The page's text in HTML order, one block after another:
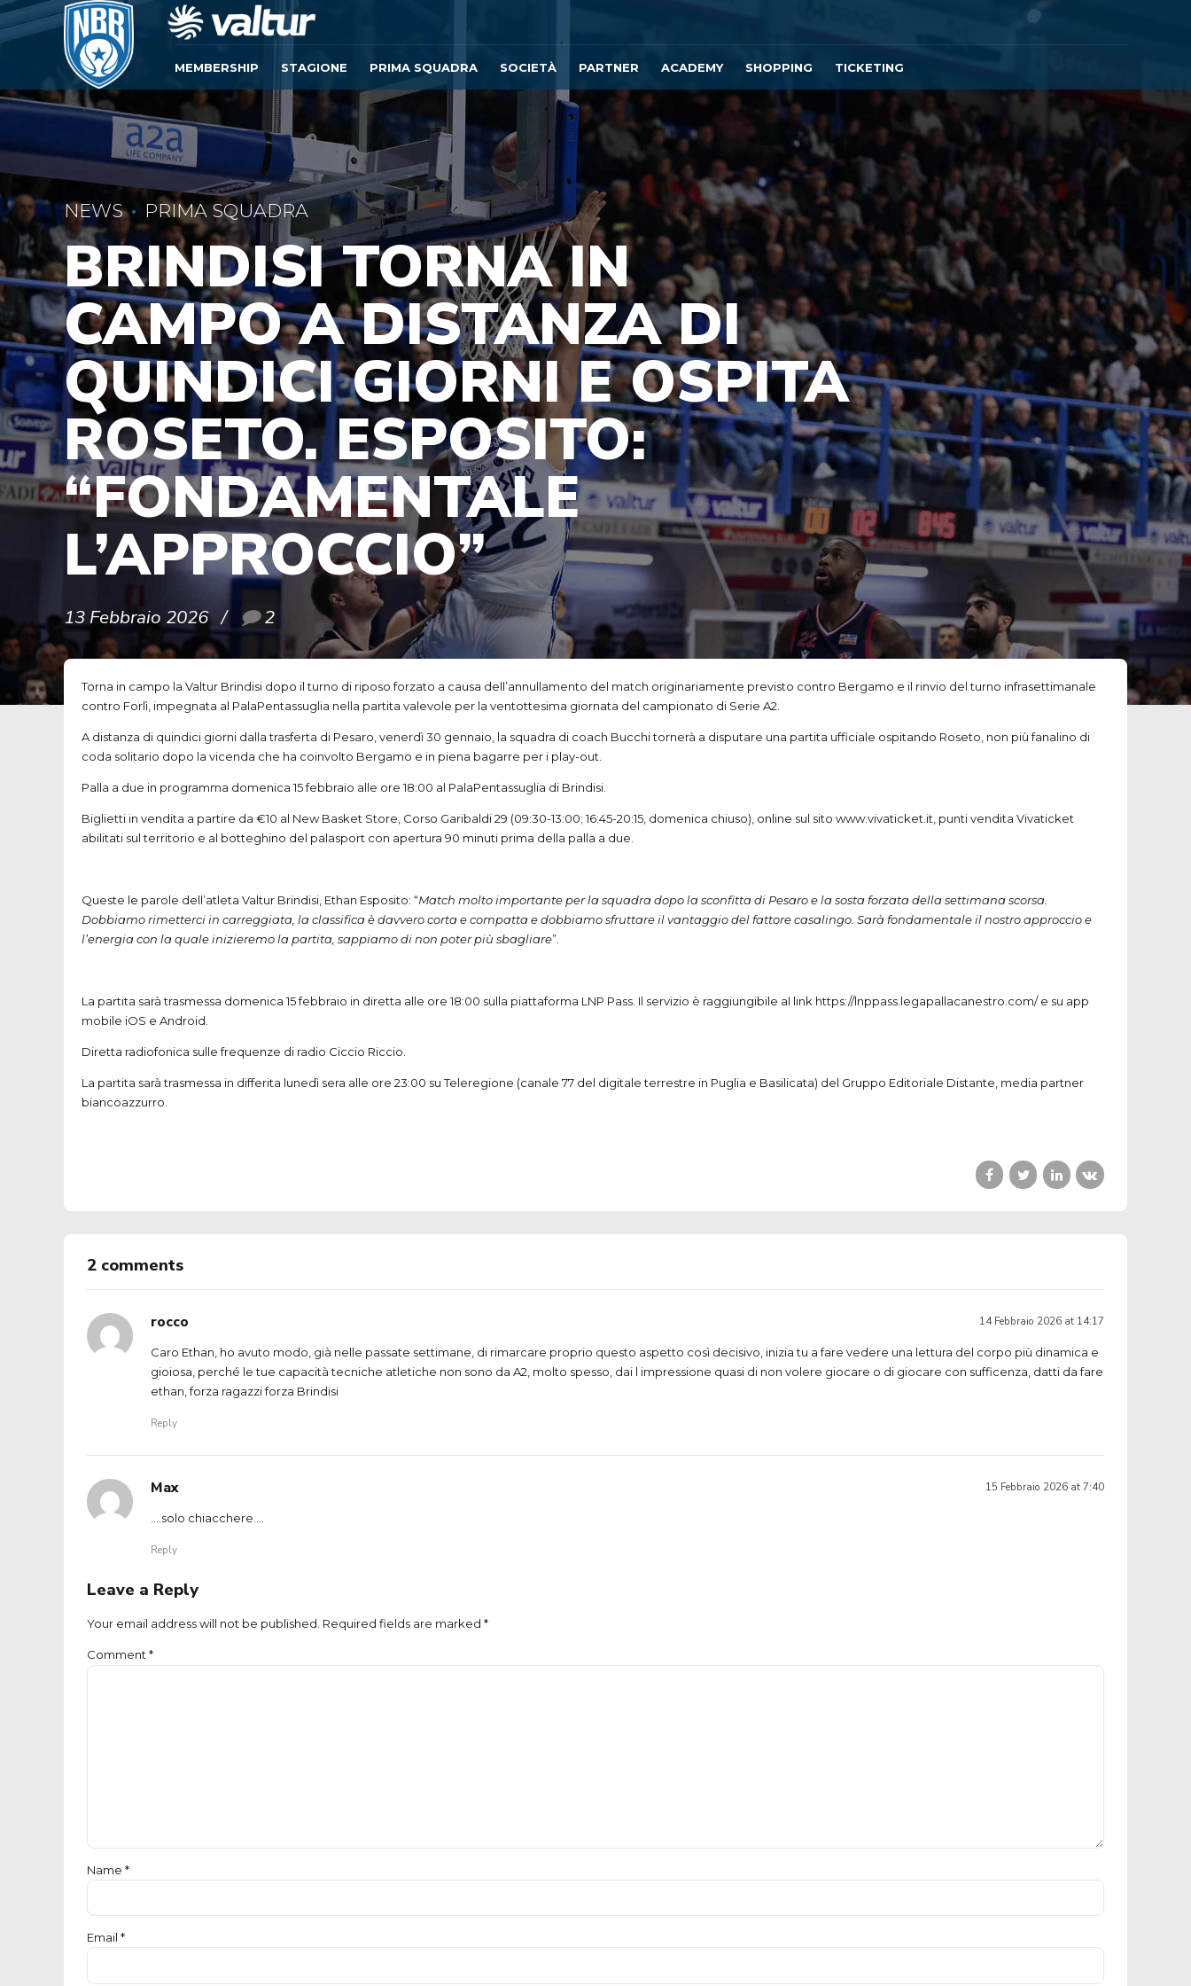
MEMBERSHIP STAGIONE PRIMA SQUADRA SOCIETÀ PARTNER ACADEMY SHOPPING TICKETING
NEWS PRIMA SQUADRA
BRINDISI TORNA IN
CAMPO A DISTANZA DI
QUINDICI GIORNI E OSPITA
ROSETO. ESPOSITO:
“FONDAMENTALE
L’APPROCCIO”
13 Febbraio 2026 2
Torna in campo la Valtur Brindisi dopo il turno di riposo forzato a causa dell’annullamento del match originariamente previsto contro Bergamo e il rinvio del turno infrasettimanale
contro Forlì, impegnata al PalaPentassuglia nella partita valevole per la ventottesima giornata del campionato di Serie A2.
A distanza di quindici giorni dalla trasferta di Pesaro, venerdì 30 gennaio, la squadra di coach Bucchi tornerà a disputare una partita ufficiale ospitando Roseto, non più fanalino di
coda solitario dopo la vicenda che ha coinvolto Bergamo e in piena bagarre per i play-out.
Palla a due in programma domenica 15 febbraio alle ore 18:00 al PalaPentassuglia di Brindisi.
Biglietti in vendita a partire da €10 al New Basket Store, Corso Garibaldi 29 (09:30-13:00; 16:45-20:15, domenica chiuso), online sul sito www.vivaticket.it, punti vendita Vivaticket
abilitati sul territorio e al botteghino del palasport con apertura 90 minuti prima della palla a due.
Queste le parole dell’atleta Valtur Brindisi, Ethan Esposito: “Match molto importante per la squadra dopo la sconfitta di Pesaro e la sosta forzata della settimana scorsa.
Dobbiamo rimetterci in carreggiata, la classifica è davvero corta e compatta e dobbiamo sfruttare il vantaggio del fattore casalingo. Sarà fondamentale il nostro approccio e
l’energia con la quale inizieremo la partita, sappiamo di non poter più sbagliare”.
La partita sarà trasmessa domenica 15 febbraio in diretta alle ore 18:00 sulla piattaforma LNP Pass. Il servizio è raggiungibile al link https://lnppass.legapallacanestro.com/ e su app
mobile iOS e Android.
Diretta radiofonica sulle frequenze di radio Ciccio Riccio.
La partita sarà trasmessa in differita lunedì sera alle ore 23:00 su Teleregione (canale 77 del digitale terrestre in Puglia e Basilicata) del Gruppo Editoriale Distante, media partner
biancoazzurro.
2 comments
rocco 14 Febbraio 2026 at 14:17
Caro Ethan, ho avuto modo, già nelle passate settimane, di rimarcare proprio questo aspetto così decisivo, inizia tu a fare vedere una lettura del corpo più dinamica e
gioiosa, perché le tue capacità tecniche atletiche non sono da A2, molto spesso, dai l impressione quasi di non volere giocare o di giocare con sufficenza, datti da fare
ethan, forza ragazzi forza Brindisi
Reply
Max 15 Febbraio 2026 at 7:40
….solo chiacchere….
Reply
Leave a Reply
Your email address will not be published. Required fields are marked *
Comment *
Name *
Email *